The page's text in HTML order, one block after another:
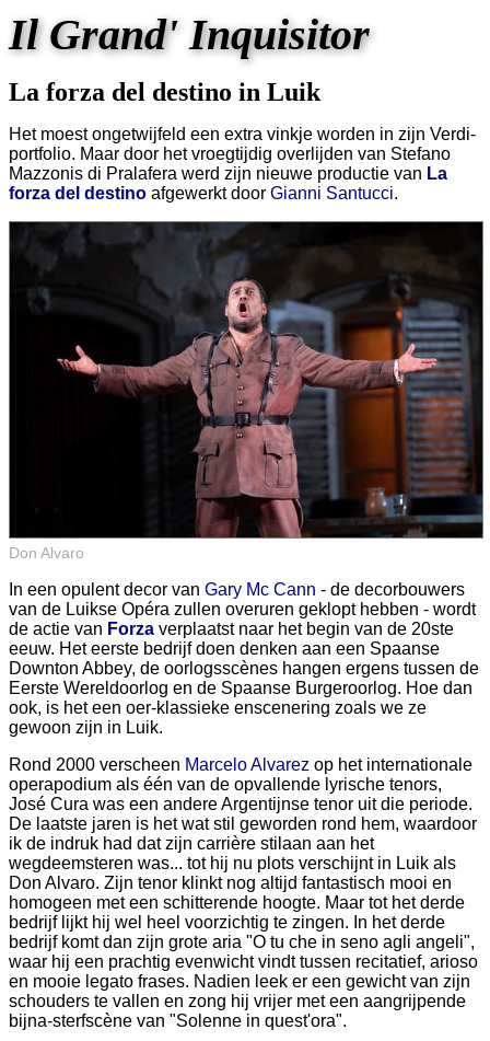
Il Grand' Inquisitor
La forza del destino in Luik
Het moest ongetwijfeld een extra vinkje worden in zijn Verdi-
portfolio. Maar door het vroegtijdig overlijden van Stefano
Mazzonis di Pralafera werd zijn nieuwe productie van La
forza del destino afgewerkt door Gianni Santucci.
Don Alvaro
In een opulent decor van Gary Mc Cann - de decorbouwers
van de Luikse Opéra zullen overuren geklopt hebben - wordt
de actie van Forza verplaatst naar het begin van de 20ste
eeuw. Het eerste bedrijf doen denken aan een Spaanse
Downton Abbey, de oorlogsscènes hangen ergens tussen de
Eerste Wereldoorlog en de Spaanse Burgeroorlog. Hoe dan
ook, is het een oer-klassieke enscenering zoals we ze
gewoon zijn in Luik.
Rond 2000 verscheen Marcelo Alvarez op het internationale
operapodium als één van de opvallende lyrische tenors,
José Cura was een andere Argentijnse tenor uit die periode.
De laatste jaren is het wat stil geworden rond hem, waardoor
ik de indruk had dat zijn carrière stilaan aan het
wegdeemsteren was... tot hij nu plots verschijnt in Luik als
Don Alvaro. Zijn tenor klinkt nog altijd fantastisch mooi en
homogeen met een schitterende hoogte. Maar tot het derde
bedrijf lijkt hij wel heel voorzichtig te zingen. In het derde
bedrijf komt dan zijn grote aria "O tu che in seno agli angeli",
waar hij een prachtig evenwicht vindt tussen recitatief, arioso
en mooie legato frases. Nadien leek er een gewicht van zijn
schouders te vallen en zong hij vrijer met een aangrijpende
bijna-sterfscène van "Solenne in quest'ora".